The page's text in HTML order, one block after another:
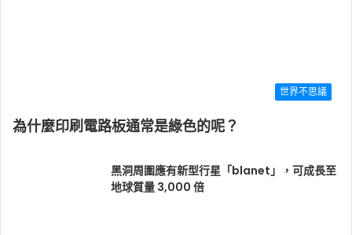
世界不思議
為什麼印刷電路板通常是綠色的呢？
黑洞周圍應有新型行星「blanet」，可成長至
地球質量 3,000 倍